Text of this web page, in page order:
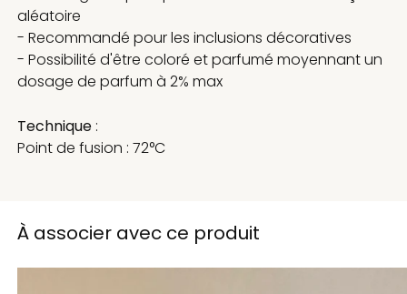
aléatoire
- Recommandé pour les inclusions décoratives
- Possibilité d'être coloré et parfumé moyennant un
dosage de parfum à 2% max
Technique :
Point de fusion : 72°C
À associer avec ce produit